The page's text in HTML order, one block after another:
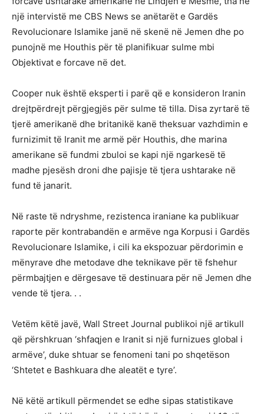
një intervistë me CBS News se anëtarët e Gardës
Revolucionare Islamike janë në skenë në Jemen dhe po
punojnë me Houthis për të planifikuar sulme mbi
Objektivat e forcave në det.
Cooper nuk është eksperti i parë që e konsideron Iranin
drejtpërdrejt përgjegjës për sulme të tilla. Disa zyrtarë të
tjerë amerikanë dhe britanikë kanë theksuar vazhdimin e
furnizimit të Iranit me armë për Houthis, dhe marina
amerikane së fundmi zbuloi se kapi një ngarkesë të
madhe pjesësh droni dhe pajisje të tjera ushtarake në
fund të janarit.
Në raste të ndryshme, rezistenca iraniane ka publikuar
raporte për kontrabandën e armëve nga Korpusi i Gardës
Revolucionare Islamike, i cili ka ekspozuar përdorimin e
mënyrave dhe metodave dhe teknikave për të fshehur
përmbajtjen e dërgesave të destinuara për në Jemen dhe
vende të tjera. . .
Vetëm këtë javë, Wall Street Journal publikoi një artikull
që përshkruan ‘shfaqjen e Iranit si një furnizues global i
armëve’, duke shtuar se fenomeni tani po shqetëson
‘Shtetet e Bashkuara dhe aleatët e tyre’.
Në këtë artikull përmendet se edhe sipas statistikave